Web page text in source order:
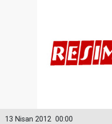
00:00
13 Nisan 2012